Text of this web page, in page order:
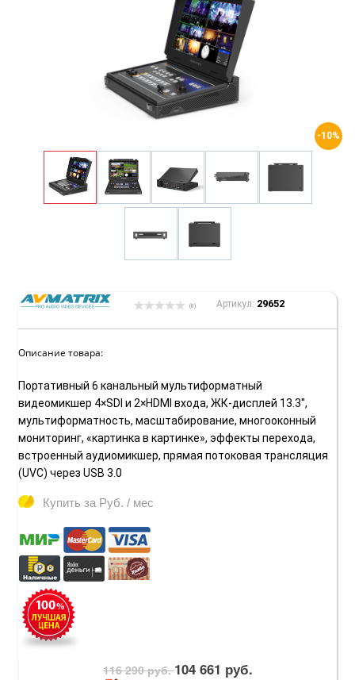
-10%
(0) Артикул: 29652
Описание товара:
Портативный 6 канальный мультиформатный
видеомикшер 4×SDI и 2×HDMI входа, ЖК-дисплей 13.3'',
мультиформатность, масштабирование, многооконный
мониторинг, «картинка в картинке», эффекты перехода,
встроенный аудиомикшер, прямая потоковая трансляция
(UVC) через USB 3.0
Купить за Руб. / мес
116 290 руб.104 661 руб.